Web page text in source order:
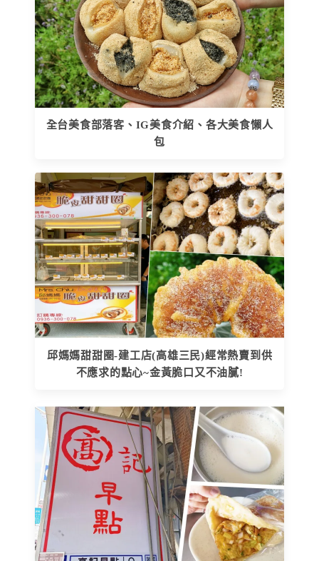
全台美食部落客、IG美食介紹、各大美食懶人
包
邱媽媽甜甜圈-建工店(高雄三民)經常熱賣到供
不應求的點心~金黃脆口又不油膩!